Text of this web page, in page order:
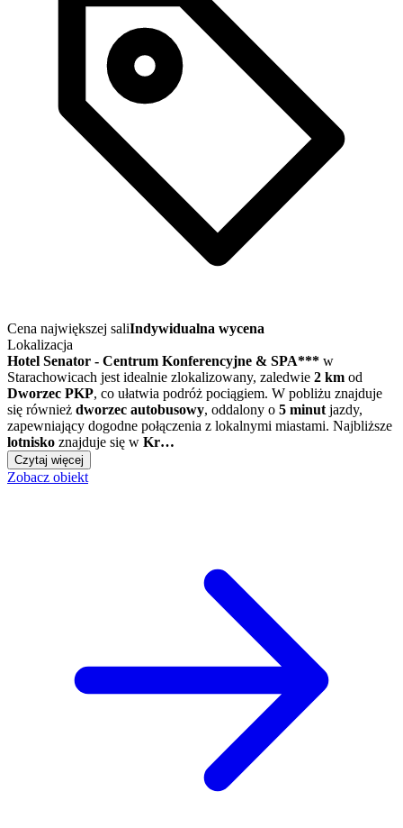
Cena największej saliIndywidualna wycena
Lokalizacja
Hotel Senator - Centrum Konferencyjne & SPA*** w
Starachowicach jest idealnie zlokalizowany, zaledwie 2 km od
Dworzec PKP, co ułatwia podróż pociągiem. W pobliżu znajduje
się również dworzec autobusowy, oddalony o 5 minut jazdy,
zapewniający dogodne połączenia z lokalnymi miastami. Najbliższe
lotnisko znajduje się w Kr…
Czytaj więcej
Zobacz obiekt